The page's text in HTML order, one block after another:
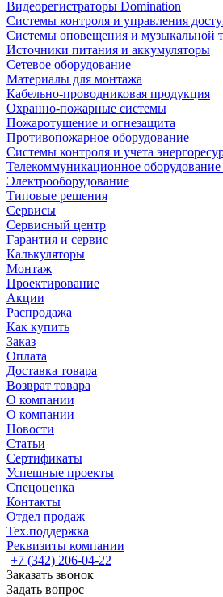
Видеорегистраторы Domination
Системы контроля и управления
Системы оповещения и музыкальной
Источники питания и аккумуляторы
Сетевое оборудование
Материалы для монтажа
Кабельно-проводниковая продукция
Охранно-пожарные системы
Пожаротушение и огнезащита
Противопожарное оборудование
Системы контроля и учета
Телекоммуникационное
Электрооборудование
Типовые решения
Сервисы
Сервисный центр
Гарантия и сервис
Калькуляторы
Монтаж
Проектирование
Акции
Распродажа
Как купить
Заказ
Оплата
Доставка товара
Возврат товара
О компании
О компании
Новости
Статьи
Сертификаты
Успешные проекты
Спецоценка
Контакты
Отдел продаж
Тех.поддержка
Реквизиты компании
+7 (342) 206-04-22
Заказать звонок
Задать вопрос